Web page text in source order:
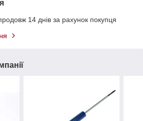
14 днів за рахунок покупця